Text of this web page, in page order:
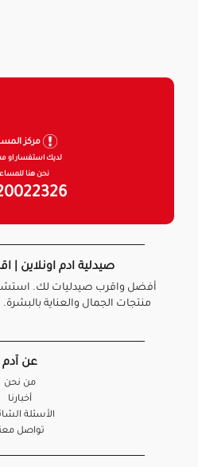
مركز
لديك استفسار او
نحن هنا
صيدلية ادم اونلاين |
أفضل واقرب صيدليات لك.
منتجات الجمال والعناية
عن آدم
من نحن
أخبارنا
الأسئلة
تواصل